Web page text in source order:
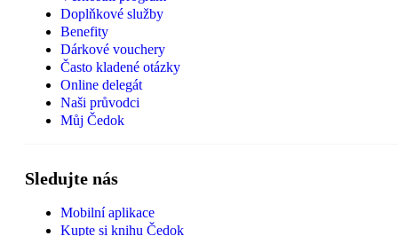
Doplňkové služby
Benefity
Dárkové vouchery
Často kladené otázky
Online delegát
Naši průvodci
Můj Čedok
Sledujte nás
Mobilní aplikace
Kupte si knihu Čedok